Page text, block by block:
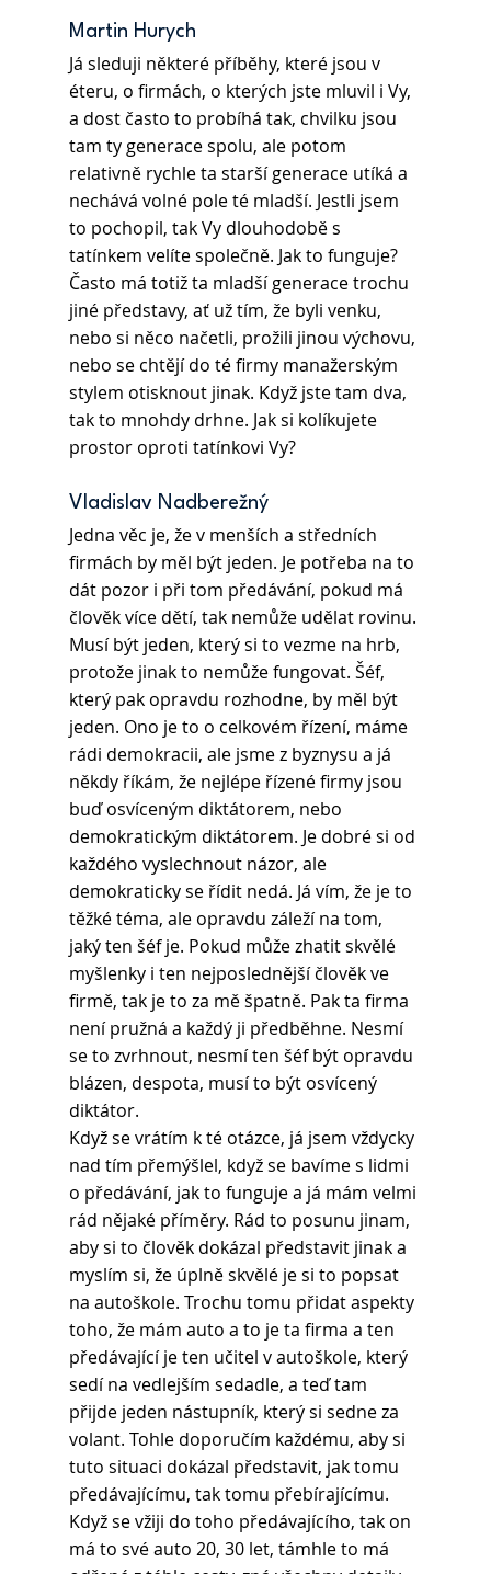
Martin Hurych
Já sleduji některé příběhy, které jsou v
éteru, o firmách, o kterých jste mluvil i Vy,
a dost často to probíhá tak, chvilku jsou
tam ty generace spolu, ale potom
relativně rychle ta starší generace utíká a
nechává volné pole té mladší. Jestli jsem
to pochopil, tak Vy dlouhodobě s
tatínkem velíte společně. Jak to funguje?
Často má totiž ta mladší generace trochu
jiné představy, ať už tím, že byli venku,
nebo si něco načetli, prožili jinou výchovu,
nebo se chtějí do té firmy manažerským
stylem otisknout jinak. Když jste tam dva,
tak to mnohdy drhne. Jak si kolíkujete
prostor oproti tatínkovi Vy?
Vladislav Nadberežný
Jedna věc je, že v menších a středních
firmách by měl být jeden. Je potřeba na to
dát pozor i při tom předávání, pokud má
člověk více dětí, tak nemůže udělat rovinu.
Musí být jeden, který si to vezme na hrb,
protože jinak to nemůže fungovat. Šéf,
který pak opravdu rozhodne, by měl být
jeden. Ono je to o celkovém řízení, máme
rádi demokracii, ale jsme z byznysu a já
někdy říkám, že nejlépe řízené firmy jsou
buď osvíceným diktátorem, nebo
demokratickým diktátorem. Je dobré si od
každého vyslechnout názor, ale
demokraticky se řídit nedá. Já vím, že je to
těžké téma, ale opravdu záleží na tom,
jaký ten šéf je. Pokud může zhatit skvělé
myšlenky i ten nejposlednější člověk ve
firmě, tak je to za mě špatně. Pak ta firma
není pružná a každý ji předběhne. Nesmí
se to zvrhnout, nesmí ten šéf být opravdu
blázen, despota, musí to být osvícený
diktátor.
Když se vrátím k té otázce, já jsem vždycky
nad tím přemýšlel, když se bavíme s lidmi
o předávání, jak to funguje a já mám velmi
rád nějaké příměry. Rád to posunu jinam,
aby si to člověk dokázal představit jinak a
myslím si, že úplně skvělé je si to popsat
na autoškole. Trochu tomu přidat aspekty
toho, že mám auto a to je ta firma a ten
předávající je ten učitel v autoškole, který
sedí na vedlejším sedadle, a teď tam
přijde jeden nástupník, který si sedne za
volant. Tohle doporučím každému, aby si
tuto situaci dokázal představit, jak tomu
předávajícímu, tak tomu přebírajícímu.
Když se vžiji do toho předávajícího, tak on
má to své auto 20, 30 let, támhle to má